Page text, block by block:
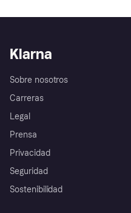
Klarna
Sobre nosotros
Carreras
Legal
Prensa
Privacidad
Seguridad
Sostenibilidad